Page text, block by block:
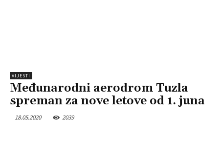
VIJESTI
Međunarodni aerodrom Tuzla
spreman za nove letove od 1. juna
18.05.2020 2039